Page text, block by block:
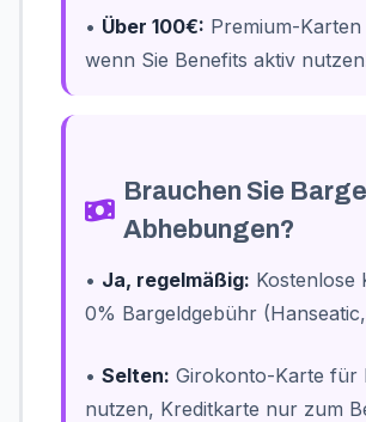
• Über 100€: Premium-
wenn Sie Benefits aktiv
Brauchen Sie
Abhebungen?
• Ja, regelmäßig: Kostenlose
0% Bargeldgebühr
• Selten: Girokonto-Karte für
nutzen, Kreditkarte nur zum